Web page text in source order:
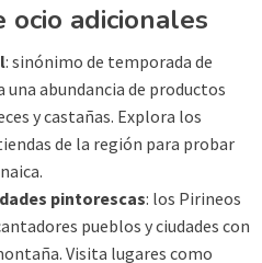
ocio adicionales
: sinónimo de temporada de
una abundancia de productos
y castañas. Explora los
de la región para probar
pintorescas: los Pirineos
pueblos y ciudades con
Visita lugares como